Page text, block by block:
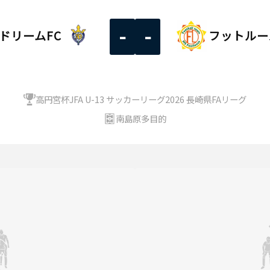
リームFC - - フットル
高円宮杯JFA U-13 サッカーリーグ2026 長崎県FAリーグ
南島原多目的